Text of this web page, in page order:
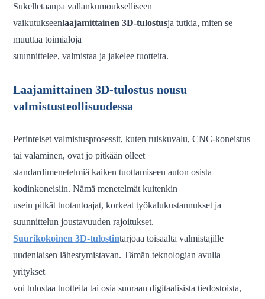
Sukelletaanpa vallankumoukselliseen
vaikutukseenlaajamittainen 3D-tulostusja tutkia, miten se
muuttaa toimialoja
suunnittelee, valmistaa ja jakelee tuotteita.
Laajamittainen 3D-tulostus nousu
valmistusteollisuudessa
Perinteiset valmistusprosessit, kuten ruiskuvalu, CNC-koneistus
tai valaminen, ovat jo pitkään olleet
standardimenetelmiä kaiken tuottamiseen auton osista
kodinkoneisiin. Nämä menetelmät kuitenkin
usein pitkät tuotantoajat, korkeat työkalukustannukset ja
suunnittelun joustavuuden rajoitukset.
Suurikokoinen 3D-tulostintarjoaa toisaalta valmistajille
uudenlaisen lähestymistavan. Tämän teknologian avulla
yritykset
voi tulostaa tuotteita tai osia suoraan digitaalisista tiedostoista,